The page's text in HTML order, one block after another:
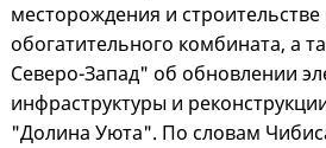
месторождения и строительстве
обогатительного комбината, а
Северо-Запад" об обновлении
инфраструктуры и
"Долина Уюта". По словам